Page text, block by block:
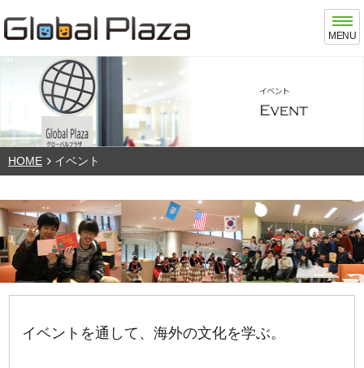
MENU
HOME イベント
イベントを通して、海外の文化を学ぶ。